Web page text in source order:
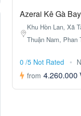
Azerai Kê Gà
Khu Hòn Lan, Xã
Thuận Nam, Phan
0 /5 Not Rated
from 4.260.000